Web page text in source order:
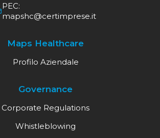
PEC:
mapshc@certimprese.it
Maps Healthcare
Profilo Aziendale
Governance
Corporate Regulations
Whistleblowing